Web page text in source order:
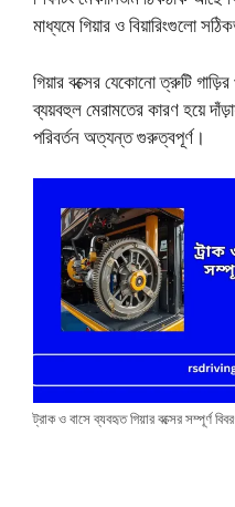
মাধ্যমে গিয়ার ও বিয়ারিংগুলো
গিয়ার বক্সের যেকোনো ত্রুটি
ব্যয়বহুল মেরামতের কারণ হয়ে
পরিবর্তন অত্যন্ত গুরুত্বপূর্ণ।
ট্রাক ও বাসে ব্যবহৃত গিয়ার বক্সের সম্পূর্ণ